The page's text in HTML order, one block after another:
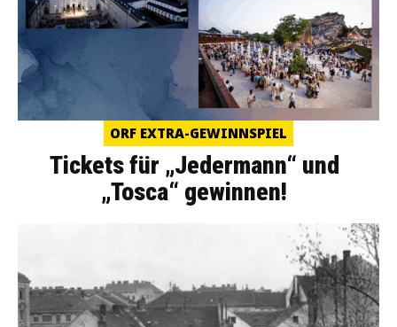
ORF EXTRA-GEWINNSPIEL
Tickets für „Jedermann“ und
„Tosca“ gewinnen!